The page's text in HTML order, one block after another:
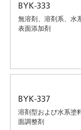
BYK-333
無溶剤、溶剤系、水
表面添加剤
BYK-337
溶剤型および水系塗
面調整剤